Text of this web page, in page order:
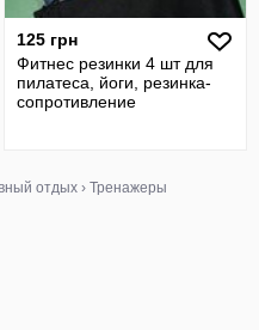
125 грн
Фитнес резинки 4 шт для
пилатеса, йоги, резинка-
сопротивление
отдых › Тренажеры